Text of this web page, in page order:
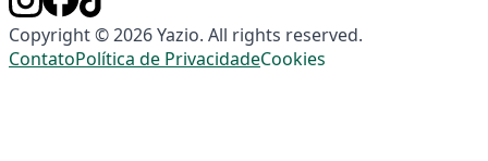
Copyright © 2026 Yazio. All rights reserved.
ContatoPolítica de PrivacidadeCookies